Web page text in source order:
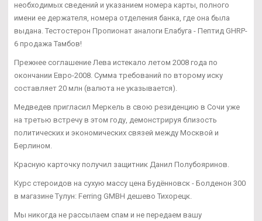
необходимых сведений и указанием номера карты, полного
имени ее держателя, номера отделения банка, где она была
выдана. Тестостерон Пропионат аналоги Елабуга - Пептид GHRP-
6 продажа Тамбов!
Прежнее соглашение Лева истекало летом 2008 года по
окончании Евро-2008. Сумма требований по второму иску
составляет 20 млн (валюта не указывается).
Медведев пригласил Меркель в свою резиденцию в Сочи уже
на третью встречу в этом году, демонстрируя близость
политических и экономических связей между Москвой и
Берлином.
Красную карточку получил защитник Данил Полубояринов.
Курс стероидов на сухую массу цена Будённовск - Болденон 300
в магазине Тулун: Ferring GMBH дешево Тихорецк.
Мы никогда не рассылаем спам и не передаем вашу